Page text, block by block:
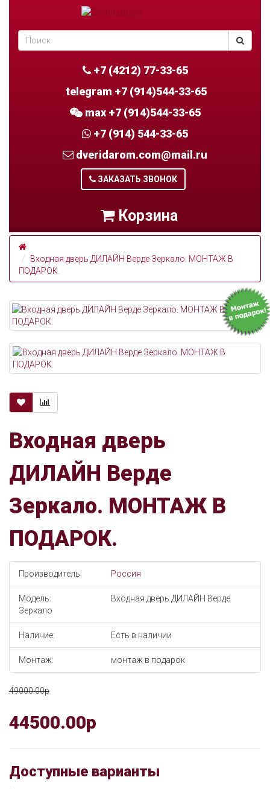
+7 (4212) 77-33-65
telegram +7 (914)544-33-65
max +7 (914)544-33-65
+7 (914) 544-33-65
dveridarom.com@mail.ru
ЗАКАЗАТЬ ЗВОНОК
Корзина
Входная дверь ДИЛАЙН Верде Зеркало. МОНТАЖ В
ПОДАРОК.
Входная дверь
ДИЛАЙН Верде
Зеркало. МОНТАЖ В
ПОДАРОК.
Производитель: Россия
Модель:
Входная дверь ДИЛАЙН Верде
Зеркало
Наличие: Есть в наличии
Монтаж: монтаж в подарок
49000.00p
44500.00p
Доступные варианты